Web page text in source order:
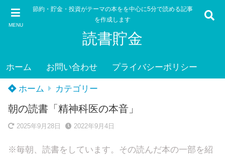
MENU
節約・貯金・投資がテーマの本をを中心に5分で読める記事
を作成します
読書貯金
ホーム お問い合わせ プライバシーポリシー
ホーム カテゴリー
朝の読書「精神科医の本音」
2025年9月28日 2022年9月4日
※毎朝、読書をしています。その読んだ本の一部を紹